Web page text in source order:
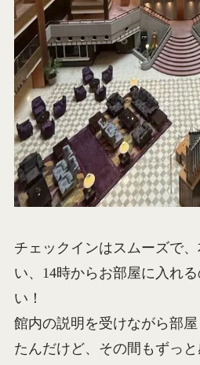
チェックインはスムーズで
い、14時からお部屋に入れ
い！
館内の説明を受けながら部
たんだけど、その間もずっ